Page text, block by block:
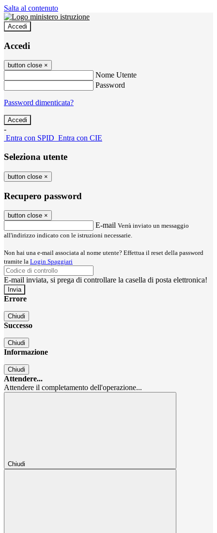
Salta al contenuto
Accedi
Accedi
button close ×
Nome Utente
Password
Password dimenticata?
-
Entra con SPID Entra con CIE
Seleziona utente
button close ×
Recupero password
button close ×
E-mail Verrà inviato un messaggio
all'indirizzo indicato con le istruzioni necessarie.
Non hai una e-mail associata al nome utente? Effettua il reset della password
tramite la Login Spaggiari
E-mail inviata, si prega di controllare la casella di posta elettronica!
Errore
Chiudi
Successo
Chiudi
Informazione
Chiudi
Attendere...
Attendere il completamento dell'operazione...
Chiudi